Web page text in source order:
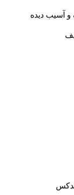
آسیب دیده